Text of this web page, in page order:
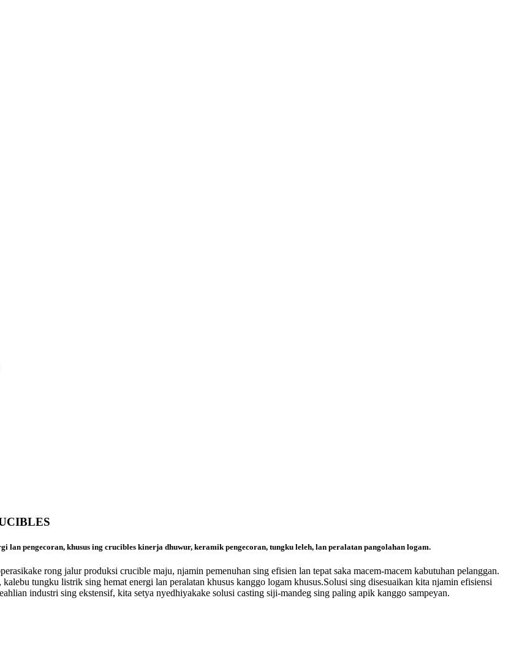
pengecoran, khusus ing crucibles kinerja dhuwur, keramik pengecoran, tungku leleh, lan peralatan pangolahan logam.
rong jalur produksi crucible maju, njamin pemenuhan sing efisien lan tepat saka macem-macem kabutuhan pelanggan.
tungku listrik sing hemat energi lan peralatan khusus kanggo logam khusus.Solusi sing disesuaikan kita njamin efisiensi
industri sing ekstensif, kita setya nyedhiyakake solusi casting siji-mandeg sing paling apik kanggo sampeyan.